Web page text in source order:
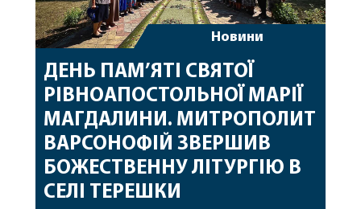
Новини
ДЕНЬ ПАМ’ЯТІ СВЯТОЇ
РІВНОАПОСТОЛЬНОЇ МАРІЇ
МАГДАЛИНИ. МИТРОПОЛИТ
ВАРСОНОФІЙ ЗВЕРШИВ
БОЖЕСТВЕННУ ЛІТУРГІЮ В
СЕЛІ ТЕРЕШКИ